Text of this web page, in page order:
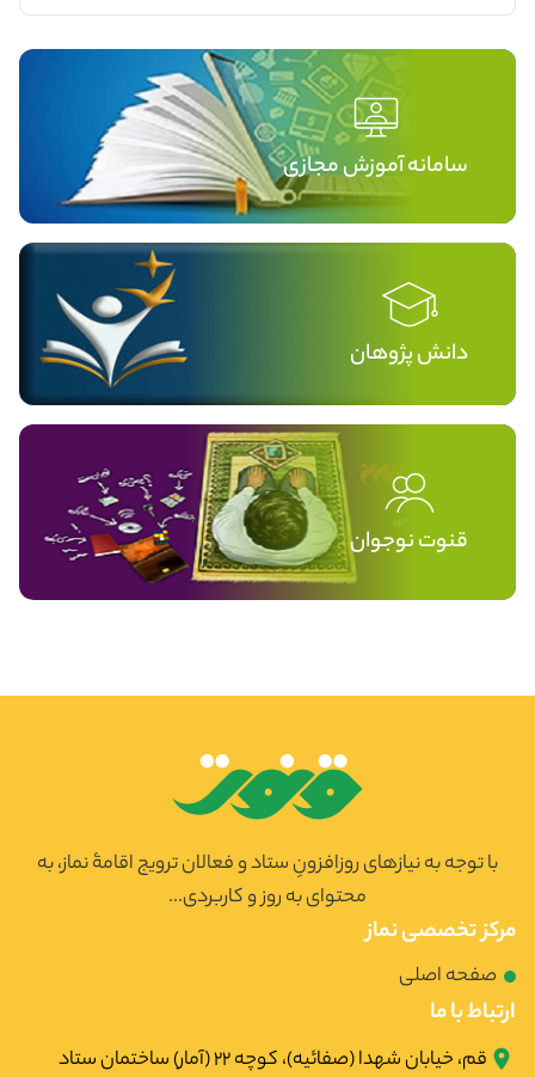
سامانه آموزش مجازی
دانش پژوهان
قنوت نوجوان
با توجه به نیازهای روزافزونِ ستاد و فعالان ترویج اقامۀ نماز، به
محتوای به روز و کاربردی...
مرکز تخصصی نماز
صفحه اصلی
ارتباط با ما
قم، خیابان شهدا (صفائیه)، کوچه ۲۲ (آمار) ساختمان ستاد